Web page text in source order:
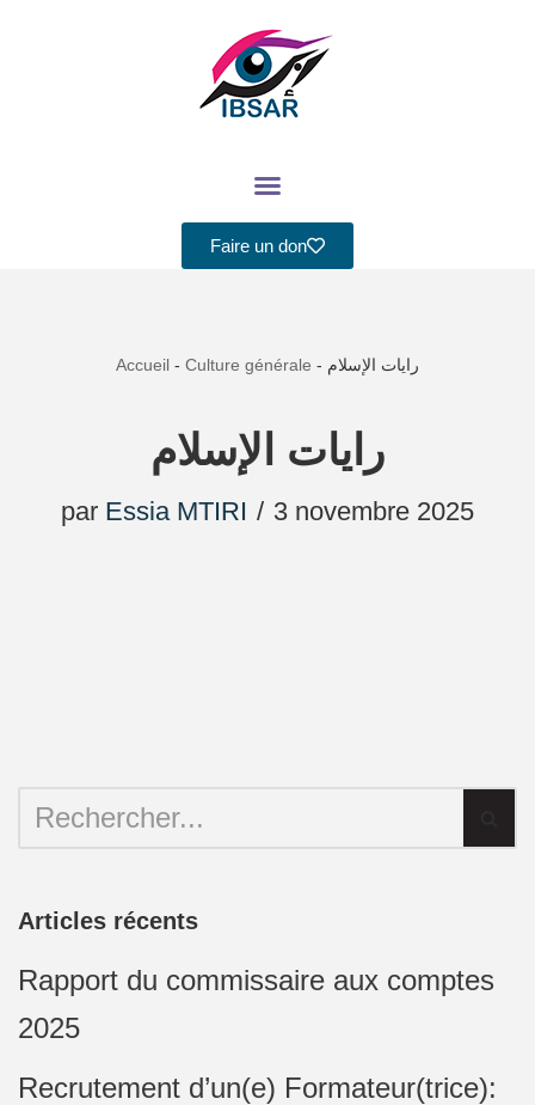
Faire un don
Accueil - Culture générale - رايات الإسلام
رايات الإسلام
par Essia MTIRI 3 novembre 2025
Articles récents
Rapport du commissaire aux comptes
2025
Recrutement d’un(e) Formateur(trice):